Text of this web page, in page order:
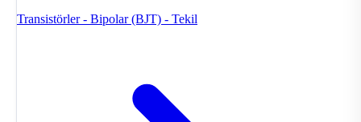
Transistörler - Bipolar (BJT) - Tekil